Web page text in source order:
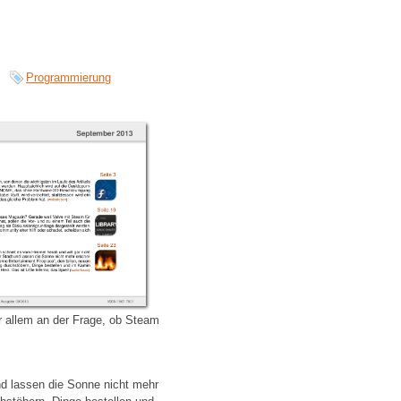
Programmierung
an der Frage, ob Steam
lassen die Sonne nicht mehr